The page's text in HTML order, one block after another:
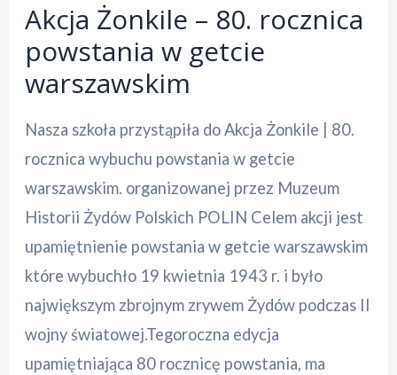
Akcja Żonkile – 80. rocznica
powstania w getcie
warszawskim
Nasza szkoła przystąpiła do Akcja Żonkile | 80.
rocznica wybuchu powstania w getcie
warszawskim. organizowanej przez Muzeum
Historii Żydów Polskich POLIN Celem akcji jest
upamiętnienie powstania w getcie warszawskim
które wybuchło 19 kwietnia 1943 r. i było
największym zbrojnym zrywem Żydów podczas II
wojny światowej.Tegoroczna edycja
upamiętniająca 80 rocznicę powstania, ma